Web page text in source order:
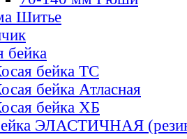
Шитье
бейка
бейка ТС
бейка Атласная
бейка ХБ
ЭЛАСТИЧНАЯ